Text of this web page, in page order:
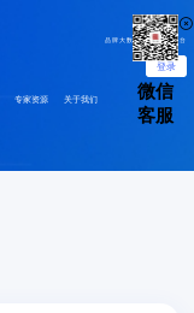
品牌大数据分析管理平台
专家资源 关于我们
登录
微信
客服